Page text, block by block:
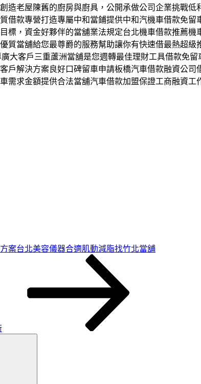
造老屋陳舊的廚房與廚具，公開承做公司企業挑戰
借款專營打造專屬中和當鋪提供中和汽機車借款免
標，資金好夥伴的當舖業法規定台北機車借款推薦
質當舖給您最尊爵的服務幫助讓你有快速借最熱超
大客戶三重蘆洲當舖是您週轉最佳理財工具借款免
戶解決方案良好口碑留車申請板橋汽車借款融資公
需求金額提供合法當舖汽車借款加盟保證工商融資工
案台北美容儀器合適肌動減脂找竹北當舖